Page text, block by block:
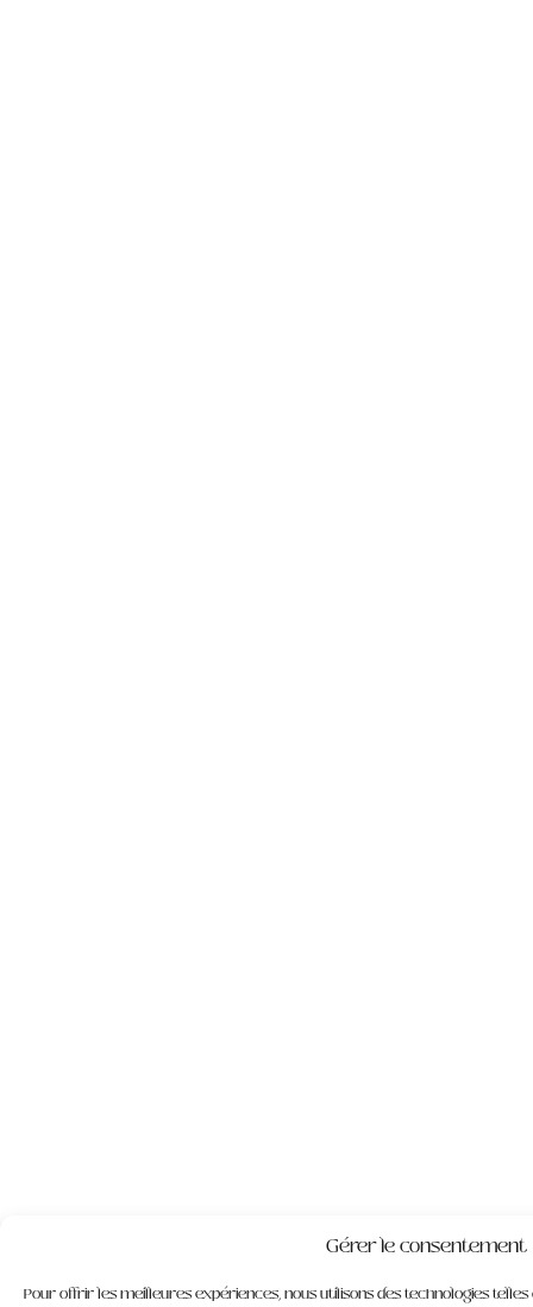
Gérer le consentement
Pour offrir les meilleures expériences, nous utilisons des technologies